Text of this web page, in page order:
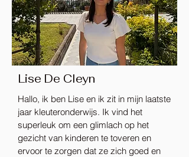
Lise De Cleyn
Hallo, ik ben Lise en ik zit in mijn laatste
jaar kleuteronderwijs. Ik vind het
superleuk om een glimlach op het
gezicht van kinderen te toveren en
ervoor te zorgen dat ze zich goed en